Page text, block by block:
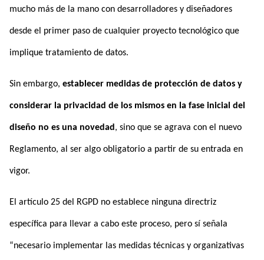
mucho más de la mano con desarrolladores y diseñadores
desde el primer paso de cualquier proyecto tecnológico que
implique tratamiento de datos.
Sin embargo, establecer medidas de protección de datos y
considerar la privacidad de los mismos en la fase inicial del
diseño no es una novedad , sino que se agrava con el nuevo
Reglamento, al ser algo obligatorio a partir de su entrada en
vigor.
El artículo 25 del RGPD no establece ninguna directriz
específica para llevar a cabo este proceso, pero sí señala
“necesario implementar las medidas técnicas y organizativas